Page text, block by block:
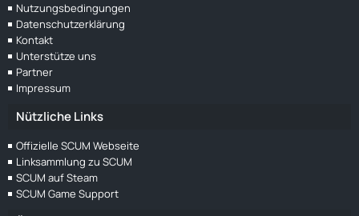
Nutzungsbedingungen
Datenschutzerklärung
Kontakt
Unterstütze uns
Partner
Impressum
Nützliche Links
Offizielle SCUM Webseite
Linksammlung zu SCUM
SCUM auf Steam
SCUM Game Support